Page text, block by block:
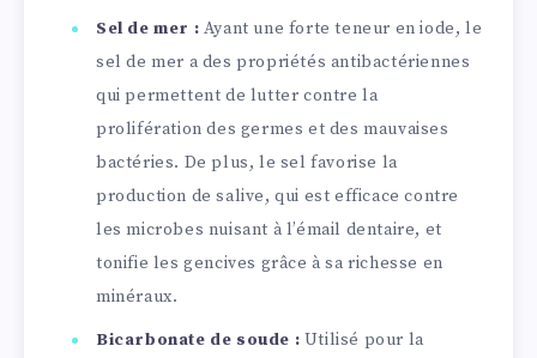
Sel de mer : Ayant une forte teneur en iode, le
sel de mer a des propriétés antibactériennes
qui permettent de lutter contre la
prolifération des germes et des mauvaises
bactéries. De plus, le sel favorise la
production de salive, qui est efficace contre
les microbes nuisant à l’émail dentaire, et
tonifie les gencives grâce à sa richesse en
minéraux.
Bicarbonate de soude : Utilisé pour la